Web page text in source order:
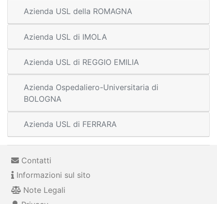
Azienda USL della ROMAGNA
Azienda USL di IMOLA
Azienda USL di REGGIO EMILIA
Azienda Ospedaliero-Universitaria di
BOLOGNA
Azienda USL di FERRARA
Contatti
Informazioni sul sito
Note Legali